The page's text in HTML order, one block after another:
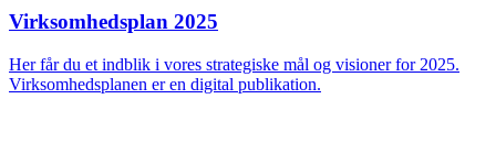
Virksomhedsplan 2025
Her får du et indblik i vores strategiske mål og visioner for 2025.
Virksomhedsplanen er en digital publikation.